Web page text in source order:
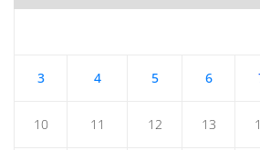
3 4 5 6
10 11 12 13